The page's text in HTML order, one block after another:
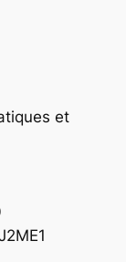
et